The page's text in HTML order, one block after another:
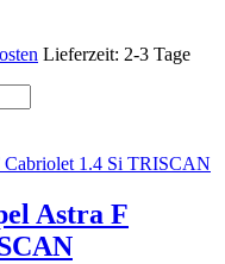
Lieferzeit: 2-3 Tage
Astra F